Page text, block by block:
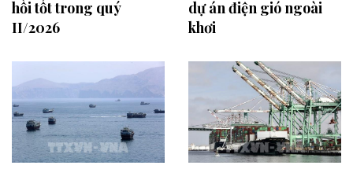
hồi tốt trong quý
II/2026
dự án điện gió ngoài
khơi